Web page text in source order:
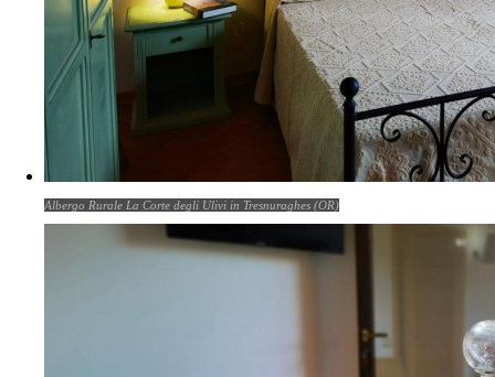
Albergo Rurale La Corte degli Ulivi in Tresnuraghes (OR)